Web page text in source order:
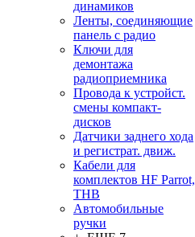
динамиков
Ленты, соединяющие
панель с радио
Ключи для
демонтажа
радиоприемника
Провода к устройст.
смены компакт-
дисков
Датчики заднего хода
и регистрат. движ.
Кабели для
комплектов HF Parrot,
THB
Автомобильные
ручки